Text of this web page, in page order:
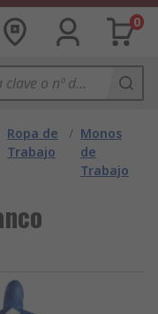
0
Ropa de
Trabajo
/ Monos
de
Trabajo